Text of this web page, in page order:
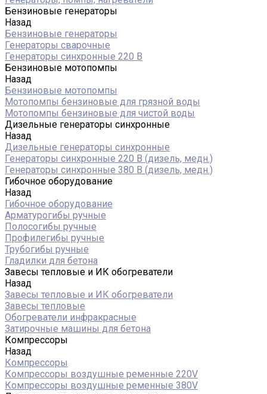
Бензиновые генераторы
Назад
Бензиновые генераторы
Генераторы сварочные
Генераторы синхронные 220 В
Бензиновые мотопомпы
Назад
Бензиновые мотопомпы
Мотопомпы бензиновые для грязной воды
Мотопомпы бензиновые для чистой воды
Дизельные генераторы синхронные
Назад
Дизельные генераторы синхронные
Генераторы синхронные 220 В (дизель, медн.)
Генераторы синхронные 380 В (дизель, медн.)
Гибочное оборудование
Назад
Гибочное оборудование
Арматурогибы ручные
Полосогибы ручные
Профилегибы ручные
Трубогибы ручные
Гладилки для бетона
Завесы тепловые и ИК обогреватели
Назад
Завесы тепловые и ИК обогреватели
Завесы тепловые
Обогреватели инфракрасные
Затирочные машины для бетона
Компрессоры
Назад
Компрессоры
Компрессоры воздушные ременные 220V
Компрессоры воздушные ременные 380V